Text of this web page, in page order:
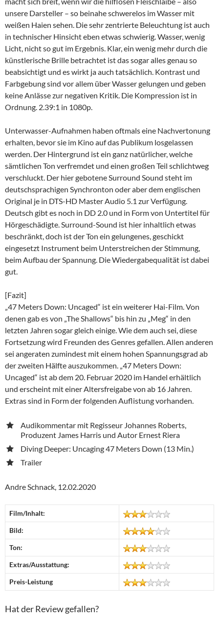
unsere Darsteller – so beinahe schwerelos im Wasser mit
weißen Haien sehen. Die sehr zentrierte Beleuchtung ist auch
in technischer Hinsicht eben etwas schwierig. Wasser, wenig
Licht, nicht so gut im Ergebnis. Klar, ein wenig mehr durch die
künstlerische Brille betrachtet ist das sogar alles genau so
beabsichtigt und es wirkt ja auch tatsächlich. Kontrast und
Farbgebung sind vor allem über Wasser gelungen und geben
keine Anlässe zur negativen Kritik. Die Kompression ist in
Ordnung. 2.39:1 in 1080p.
Unterwasser-Aufnahmen haben oftmals eine Nachvertonung
erhalten, bevor sie im Kino auf das Publikum losgelassen
werden. Der Hintergrund ist ein ganz natürlicher, welche
sämtlichen Ton verfremdet und einen großen Teil schlichtweg
verschluckt. Der hier gebotene Surround Sound steht im
deutschsprachigen Synchronton oder aber dem englischen
Original je in DTS-HD Master Audio 5.1 zur Verfügung.
Deutsch gibt es noch in DD 2.0 und in Form von Untertitel für
Hörgeschädigte. Surround-Sound ist hier inhaltlich etwas
beschränkt, doch ist der Ton ein gelungenes, geschickt
eingesetzt Instrument beim Unterstreichen der Stimmung,
beim Aufbau der Spannung. Die Wiedergabequalität ist dabei
gut.
[Fazit]
„47 Meters Down: Uncaged“ ist ein weiterer Hai-Film. Von
denen gab es von „The Shallows“ bis hin zu „Meg“ in den
letzten Jahren sogar gleich einige. Wie dem auch sei, diese
Fortsetzung wird Freunden des Genres gefallen. Allen anderen
sei angeraten zumindest mit einem hohen Spannungsgrad ab
der zweiten Hälfte auszukommen. „47 Meters Down:
Uncaged“ ist ab dem 20. Februar 2020 im Handel erhältlich
und erscheint mit einer Altersfreigabe von ab 16 Jahren.
Extras sind in Form der folgenden Auflistung vorhanden.
Audikommentar mit Regisseur Johannes Roberts,
Produzent James Harris und Autor Ernest Riera
Diving Deeper: Uncaging 47 Meters Down (13 Min.)
Trailer
Andre Schnack, 12.02.2020
Film/Inhalt:
Bild:
Ton:
Extras/Ausstattung:
Preis-Leistung
Hat der Review gefallen?